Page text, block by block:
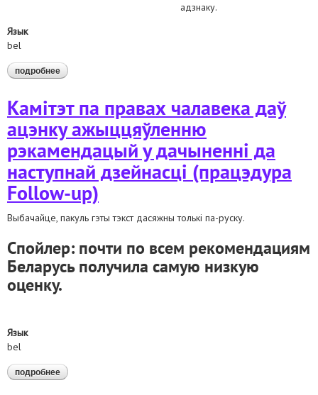
адзнаку.
Язык
bel
подробнее о камітэт па правах чалавека ацаніў ажыццяўленне
рэкамендацый у дачыненні да наступнай дзейнасці
Камітэт па правах чалавека даў
ацэнку ажыццяўленню
рэкамендацый у дачыненні да
наступнай дзейнасці (працэдура
Follow-up)
Выбачайце, пакуль гэты тэкст дасяжны толькі па-руску.
Спойлер: почти по всем рекомендациям
Беларусь получила самую низкую
оценку.
Язык
bel
подробнее о камітэт па правах чалавека даў ацэнку ажыццяўленню
рэкамендацый у дачыненні да наступнай дзейнасці